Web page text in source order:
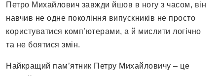
Петро Михайлович завжди йшов в ногу з часом, він
навчив не одне покоління випускників не просто
користуватися комп’ютерами, а й мислити логічно
та не боятися змін.
Найкращий пам’ятник Петру Михайловичу – це